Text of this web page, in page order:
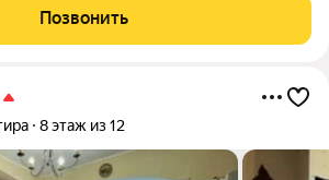
зелёные дворы, детские и
Панорамные виды на
Позвонить
8 этаж из 12